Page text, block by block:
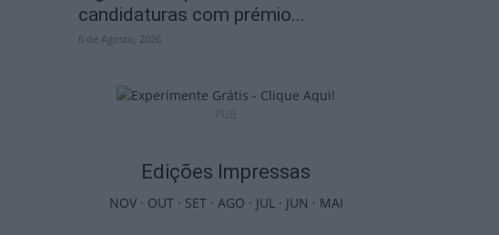
candidaturas com prémio...
6 de Agosto, 2026
Edições Impressas
NOV· OUT· SET· AGO · JUL· JUN · MAI